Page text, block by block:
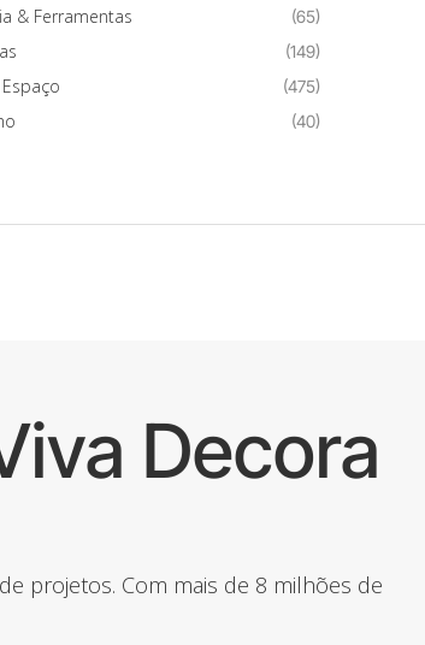
& Ferramentas (65)
(149)
(475)
(40)
Decora
projetos. Com mais de 8 milhões de